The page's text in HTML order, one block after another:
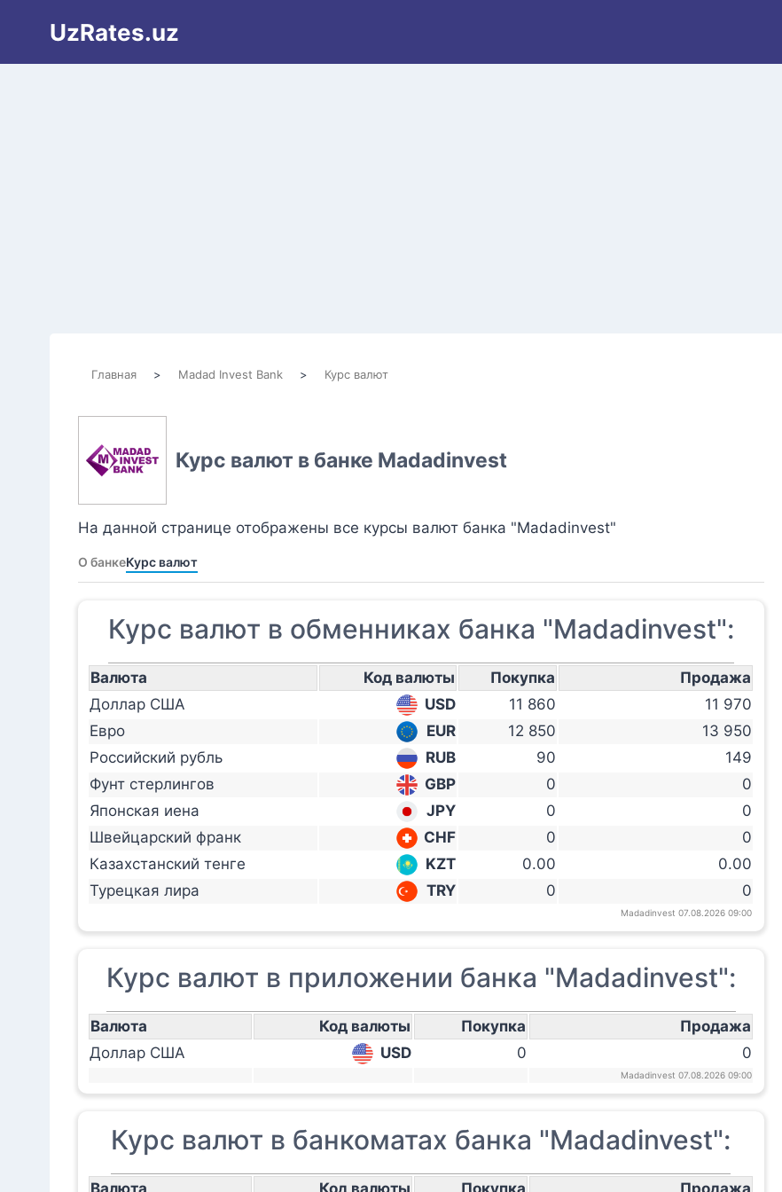
UzRates.uz
Главная > Madad Invest Bank > Курс валют
Курс валют в банке Madadinvest
На данной странице отображены все курсы валют банка "Madadinvest"
О банкеКурс валют
Курс валют в обменниках банка "Madadinvest":
Валюта Код валюты Покупка
Продажа
Доллар США
USD 11 860
11 970
Евро
EUR 12 850
13 950
Российский рубль
RUB 90
149
Фунт стерлингов
GBP 0
0
Японская иена
JPY 0
0
Швейцарский франк
CHF 0
0
Казахстанский тенге
KZT 0.00
0.00
Турецкая лира
TRY 0 0
Madadinvest 07.08.2026 09:00
Курс валют в приложении банка "Madadinvest":
Валюта Код валюты Покупка
Продажа
Доллар США
USD 0 0
Madadinvest 07.08.2026 09:00
Курс валют в банкоматах банка "Madadinvest":
Валюта Код валюты Покупка Продажа